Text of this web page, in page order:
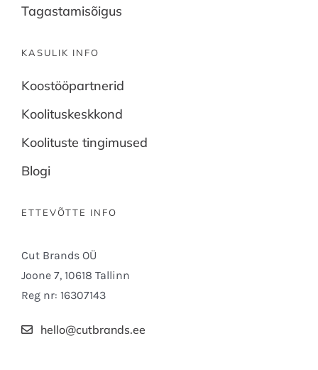
Tagastamisõigus
KASULIK INFO
Koostööpartnerid
Koolituskeskkond
Koolituste tingimused
Blogi
ETTEVÕTTE INFO
Cut Brands OÜ
Joone 7, 10618 Tallinn
Reg nr: 16307143
hello@cutbrands.ee